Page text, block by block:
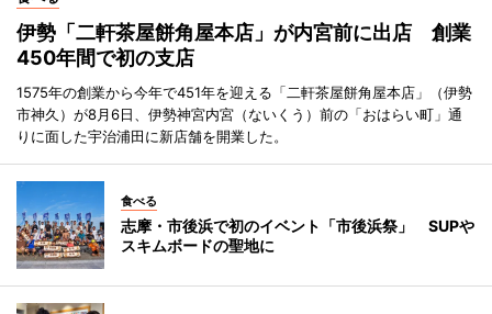
伊勢「二軒茶屋餅角屋本店」が内宮前に出店 創業
450年間で初の支店
1575年の創業から今年で451年を迎える「二軒茶屋餅角屋本店」（伊勢
市神久）が8月6日、伊勢神宮内宮（ないくう）前の「おはらい町」通
りに面した宇治浦田に新店舗を開業した。
食べる
志摩・市後浜で初のイベント「市後浜祭」 SUPや
スキムボードの聖地に